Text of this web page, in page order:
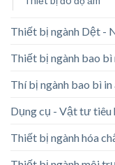
Thiết bị ngành Dệt -
Thiết bị ngành bao bì
Thí bị ngành bao bì in
Dụng cụ - Vật tư tiêu
Thiết bị ngành hóa